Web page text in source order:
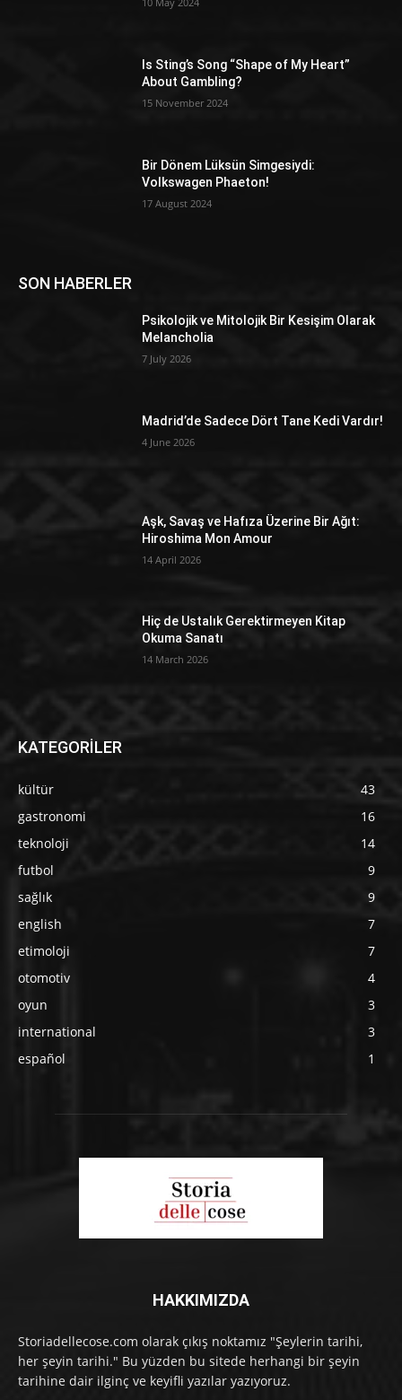
Is Sting’s Song “Shape of My Heart”
About Gambling?
15 November 2024
Bir Dönem Lüksün Simgesiydi:
Volkswagen Phaeton!
17 August 2024
SON HABERLER
Psikolojik ve Mitolojik Bir Kesişim Olarak
Melancholia
7 July 2026
Madrid’de Sadece Dört Tane Kedi Vardır!
4 June 2026
Aşk, Savaş ve Hafıza Üzerine Bir Ağıt:
Hiroshima Mon Amour
14 April 2026
Hiç de Ustalık Gerektirmeyen Kitap
Okuma Sanatı
14 March 2026
KATEGORİLER
kültür
43
gastronomi
16
teknoloji
14
futbol
9
sağlık
9
english
7
etimoloji
7
otomotiv
4
oyun
3
international
3
español
1
HAKKIMIZDA
Storiadellecose.com olarak çıkış noktamız "Şeylerin tarihi,
her şeyin tarihi." Bu yüzden bu sitede herhangi bir şeyin
tarihine dair ilginç ve keyifli yazılar yazıyoruz.